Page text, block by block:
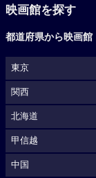
映画館を探す
都道府県から映画館
東京
関西
北海道
甲信越
中国